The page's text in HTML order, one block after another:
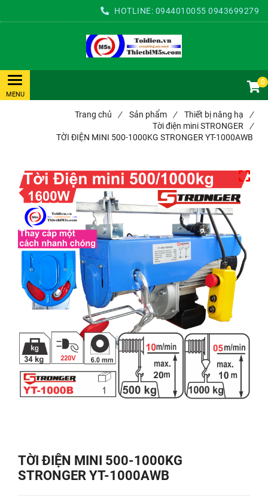
HOTLINE: 0944010055 0943699279
0
Trang chủ / Sản phẩm / Thiết bị nâng hạ
/
Tời điện mini STRONGER
/
TỜI ĐIỆN MINI 500-1000KG STRONGER YT-1000AWB
TỜI ĐIỆN MINI 500-1000KG
STRONGER YT-1000AWB